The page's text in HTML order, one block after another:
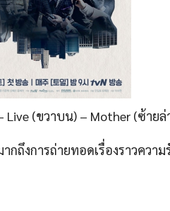
(ขวาบน) – Mother (ซ้ายล่
ถึงการถ่ายทอดเรื่องราวความ